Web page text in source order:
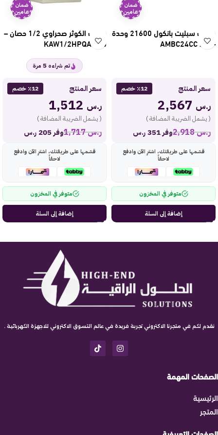
ضمان
عامين
مكيف سبليت بانكول 21600 وحدة
– بارد AMBC24CC
سعر المنتج ٪12 خصم
ر.س
( يشمل الضريبة المضافة )
ر.س2,918 وفر 351 ر.س
قسّمها على طريقتك، اشترِ الآن وادفع
لاحقاً
متوفر في المخزون
إضافة إلى السلة
ضمان
عامين
مكيف الكوثر صحراوي 1/2 حصان –
قش KAW1/2HPQA
تم شراءه 5 مرة
سعر المنتج ٪12 خصم
ر.س
( يشمل الضريبة المضافة )
ر.س1,717 وفر 205 ر.س
قسّمها على طريقتك، اشترِ الآن وادفع
لاحقاً
متوفر في المخزون
إضافة إلى السلة
نقدم لكم في متجرنا الاكتروني تجربة فريدة في عالم التسوق الاكتروني للاجهزة الكهربائية .
الصفحات المهمة
الرئيسية
المتجر